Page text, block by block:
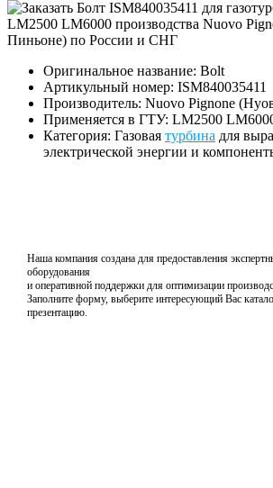
Оригинальное название: Bolt
Артикульный номер: ISM840035411
Производитель: Nuovo Pignone
Применяется в ГТУ: LM2500
Категория: Газовая турбина для
электрической энергии и
Наша компания создана для предоставления
оборудования
и оперативной поддержки для оптимизации
Заполните форму, выберите интересующий Вас
презентацию.